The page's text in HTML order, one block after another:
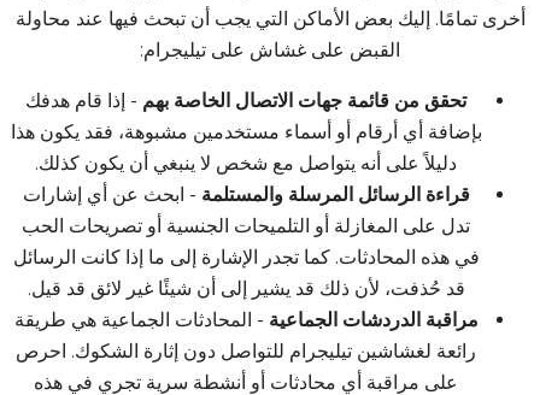
أخرى تمامًا. إليك بعض الأماكن التي يجب أن تبحث فيها عند محاولة
القبض على غشاش على تيليجرام:
تحقق من قائمة جهات الاتصال الخاصة بهم - إذا قام هدفك
بإضافة أي أرقام أو أسماء مستخدمين مشبوهة، فقد يكون هذا
دليلاً على أنه يتواصل مع شخص لا ينبغي أن يكون كذلك.
قراءة الرسائل المرسلة والمستلمة - ابحث عن أي إشارات
تدل على المغازلة أو التلميحات الجنسية أو تصريحات الحب
في هذه المحادثات. كما تجدر الإشارة إلى ما إذا كانت الرسائل
قد حُذفت، لأن ذلك قد يشير إلى أن شيئًا غير لائق قد قيل.
مراقبة الدردشات الجماعية - المحادثات الجماعية هي طريقة
رائعة لغشاشين تيليجرام للتواصل دون إثارة الشكوك. احرص
على مراقبة أي محادثات أو أنشطة سرية تجري في هذه